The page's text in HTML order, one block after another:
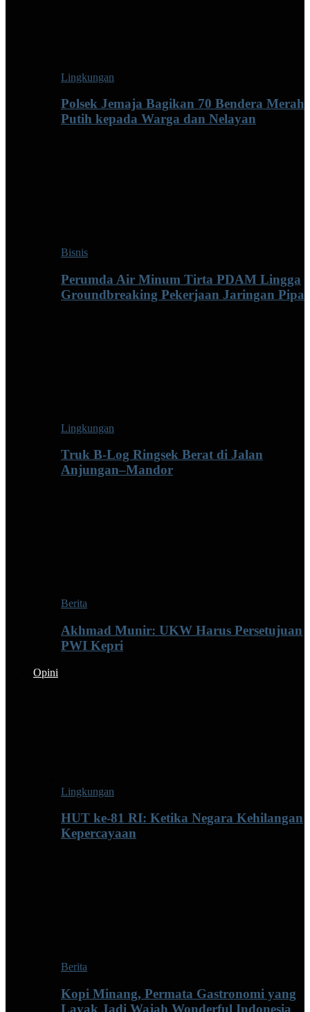
Lingkungan
Polsek Jemaja Bagikan 70 Bendera Merah
Putih kepada Warga dan Nelayan
Bisnis
Perumda Air Minum Tirta PDAM Lingga
Groundbreaking Pekerjaan Jaringan Pipa
Lingkungan
Truk B-Log Ringsek Berat di Jalan
Anjungan–Mandor
Berita
Akhmad Munir: UKW Harus Persetujuan
PWI Kepri
Opini
Lingkungan
HUT ke-81 RI: Ketika Negara Kehilangan
Kepercayaan
Berita
Kopi Minang, Permata Gastronomi yang
Layak Jadi Wajah Wonderful Indonesia